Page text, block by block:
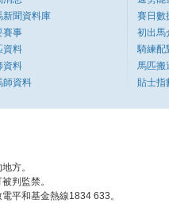
新聞資料庫
賽事
資料
資料
師資料
賽日數
初出馬
騎練配
馬匹搬
貼士指
方。
判監禁。
平和基金熱線1834 633。